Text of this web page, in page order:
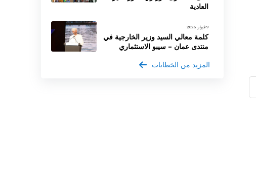
العادية
9 فبراير 2026
كلمة معالي السيد وزير الخارجية في
منتدى عمان – سيبو الاستثماري
المزيد من الخطابات